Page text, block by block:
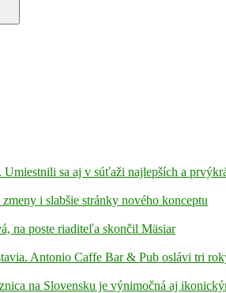
sa aj v súťaži najlepších a
i slabšie stránky nového konceptu
na poste riaditeľa skončil Mäsiar
Antonio Caffe Bar & Pub oslávi tri
na Slovensku je výnimočná aj